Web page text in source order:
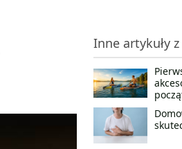
Inne artykuły